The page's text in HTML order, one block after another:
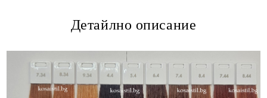
Детайлно описание